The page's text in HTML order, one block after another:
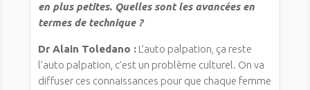
en plus petites. Quelles sont les avancées en
termes de technique ?
Dr Alain Toledano :L’auto palpation, ça reste
l’auto palpation, c’est un problème culturel. On va
diffuser ces connaissances pour que chaque femme